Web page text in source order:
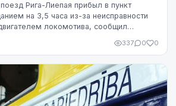
Рига-Лиепая прибыл в пункт
на 3,5 часа из-за неисправности
локомотива, сообщил
337 0 0